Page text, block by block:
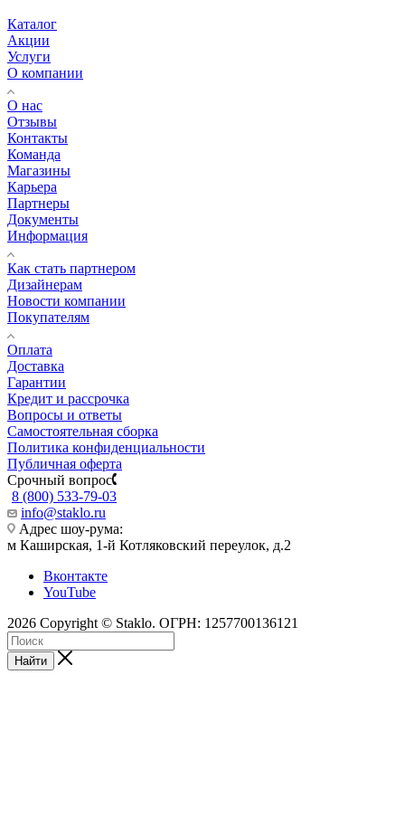
Каталог
Акции
Услуги
О компании
О нас
Отзывы
Контакты
Команда
Магазины
Карьера
Партнеры
Документы
Информация
Как стать партнером
Дизайнерам
Новости компании
Покупателям
Оплата
Доставка
Гарантии
Кредит и рассрочка
Вопросы и ответы
Самостоятельная сборка
Политика конфиденциальности
Публичная оферта
Срочный вопрос
8 (800) 533-79-03
info@staklo.ru
Адрес шоу-рума:
м Каширская, 1-й Котляковский переулок, д.2
Вконтакте
YouTube
2026 Copyright © Staklo. ОГРН: 1257700136121
Найти